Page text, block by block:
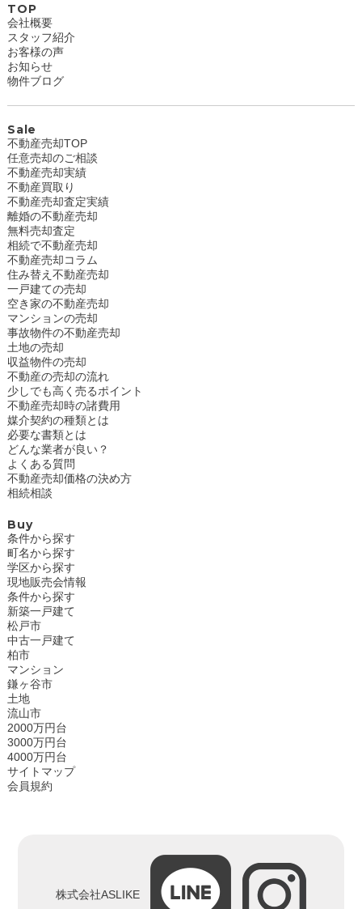
TOP
会社概要
スタッフ紹介
お客様の声
お知らせ
物件ブログ
Sale
不動産売却TOP
任意売却のご相談
不動産売却実績
不動産買取り
不動産売却査定実績
離婚の不動産売却
無料売却査定
相続で不動産売却
不動産売却コラム
住み替え不動産売却
一戸建ての売却
空き家の不動産売却
マンションの売却
事故物件の不動産売却
土地の売却
収益物件の売却
不動産の売却の流れ
少しでも高く売るポイント
不動産売却時の諸費用
媒介契約の種類とは
必要な書類とは
どんな業者が良い？
よくある質問
不動産売却価格の決め方
相続相談
Buy
条件から探す
町名から探す
学区から探す
現地販売会情報
条件から探す
新築一戸建て
松戸市
中古一戸建て
柏市
マンション
鎌ヶ谷市
土地
流山市
2000万円台
3000万円台
4000万円台
サイトマップ
会員規約
株式会社ASLIKE